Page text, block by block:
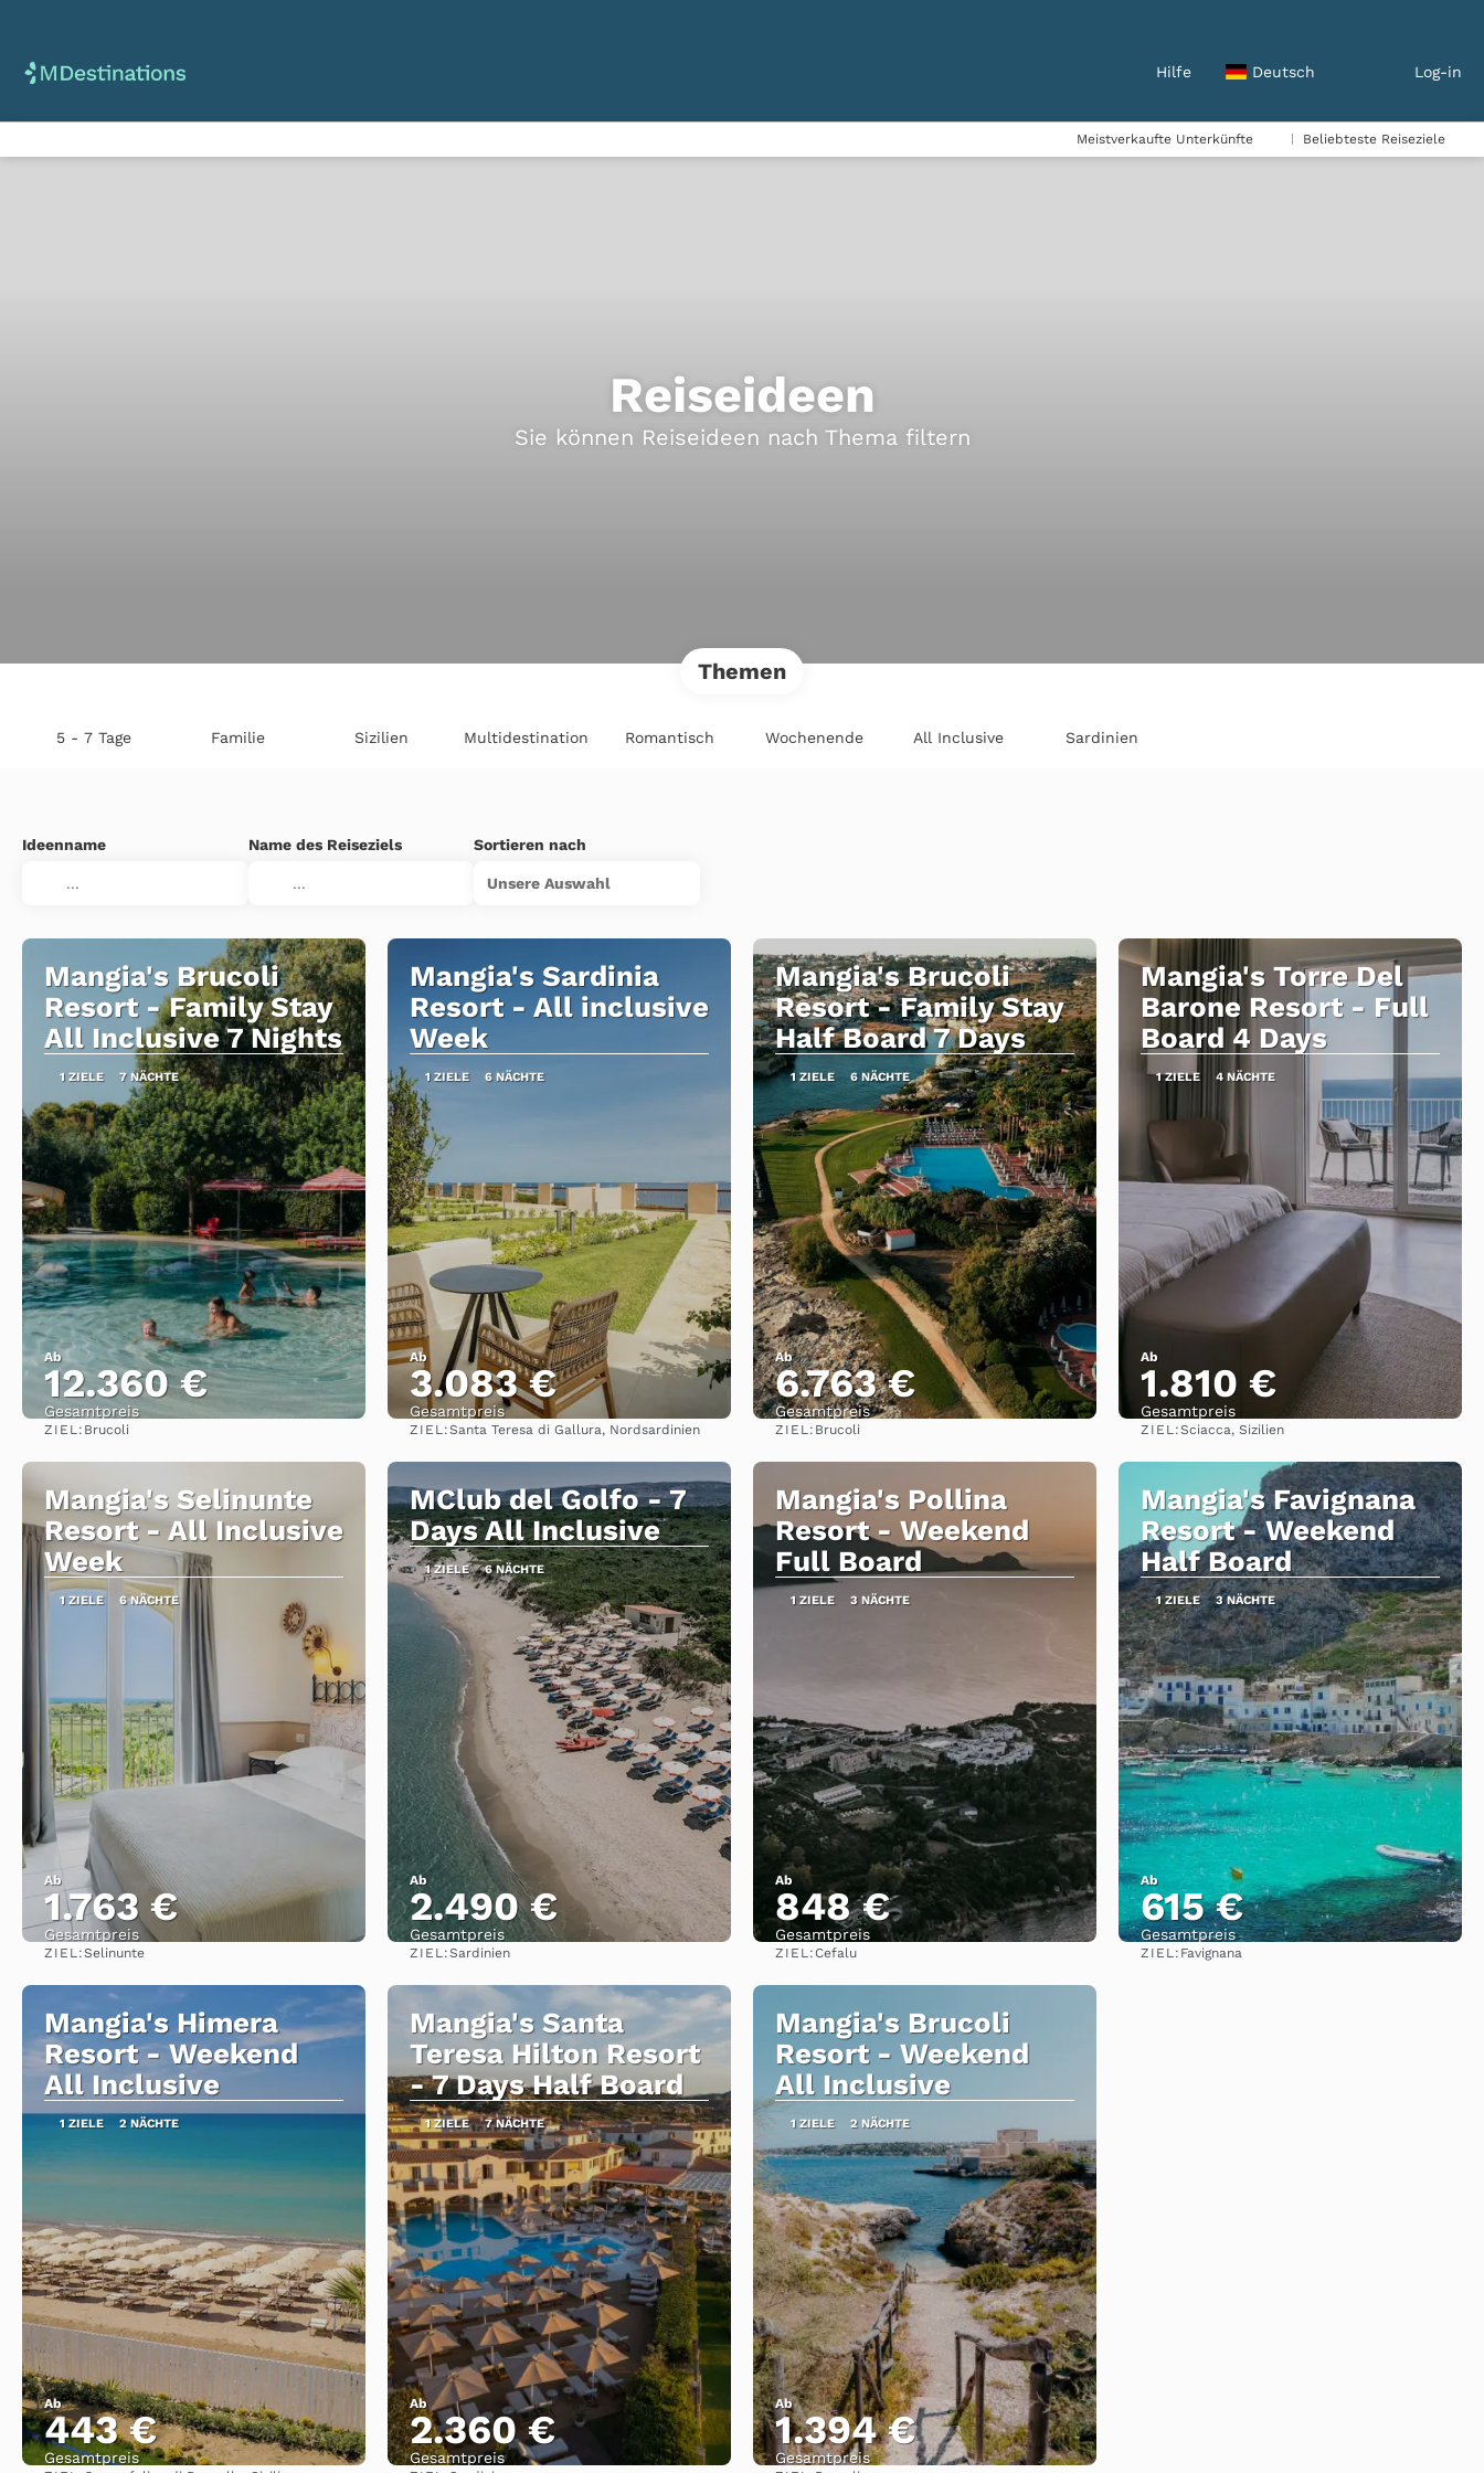
Hilfe Deutsch Log-in
Meistverkaufte Unterkünfte Beliebteste Reiseziele
Reiseideen
Sie können Reiseideen nach Thema filtern
Themen
5 - 7 Tage Familie Sizilien Multidestination Romantisch Wochenende All Inclusive Sardinien
Ideenname Name des Reiseziels Sortieren nach
Unsere Auswahl
Mangia's Brucoli
Resort - Family Stay
All Inclusive 7 Nights
1 ZIELE 7 NÄCHTE
Ab
12.360 €
Gesamtpreis
ZIEL: Brucoli
Mangia's Sardinia
Resort - All inclusive
Week
1 ZIELE 6 NÄCHTE
Ab
3.083 €
Gesamtpreis
ZIEL:Santa Teresa di Gallura, Nordsardinien
Mangia's Brucoli
Resort - Family Stay
Half Board 7 Days
1 ZIELE 6 NÄCHTE
Ab
6.763 €
Gesamtpreis
ZIEL: Brucoli
Mangia's Torre Del
Barone Resort - Full
Board 4 Days
1 ZIELE 4 NÄCHTE
Ab
1.810 €
Gesamtpreis
ZIEL:Sciacca, Sizilien
Mangia's Selinunte
Resort - All Inclusive
Week
1 ZIELE 6 NÄCHTE
Ab
1.763 €
Gesamtpreis
ZIEL:Selinunte
MClub del Golfo - 7
Days All Inclusive
1 ZIELE 6 NÄCHTE
Ab
2.490 €
Gesamtpreis
ZIEL:Sardinien
Mangia's Pollina
Resort - Weekend
Full Board
1 ZIELE 3 NÄCHTE
Ab
848 €
Gesamtpreis
ZIEL:Cefalu
Mangia's Favignana
Resort - Weekend
Half Board
1 ZIELE 3 NÄCHTE
Ab
615 €
Gesamtpreis
ZIEL: Favignana
Mangia's Himera
Resort - Weekend
All Inclusive
1 ZIELE 2 NÄCHTE
Ab
443 €
Gesamtpreis
Mangia's Santa
Teresa Hilton Resort
- 7 Days Half Board
1 ZIELE 7 NÄCHTE
Ab
2.360 €
Gesamtpreis
Mangia's Brucoli
Resort - Weekend
All Inclusive
1 ZIELE 2 NÄCHTE
Ab
1.394 €
Gesamtpreis